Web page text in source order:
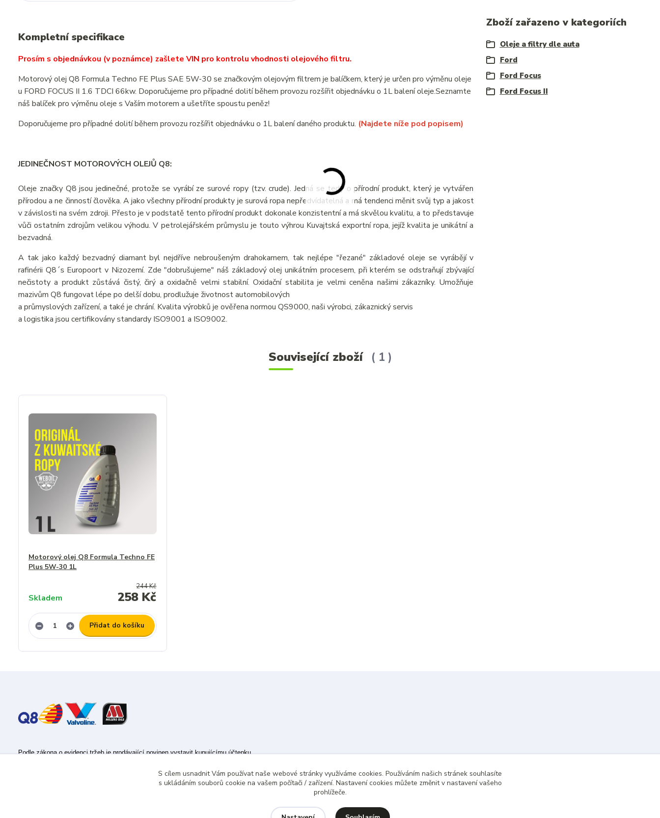
Kompletní specifikace
Prosím s objednávkou (v poznámce) zašlete VIN pro kontrolu vhodnosti olejového filtru.
Motorový olej Q8 Formula Techno FE Plus SAE 5W-30 se značkovým olejovým filtrem je balíčkem, který je určen pro výměnu oleje
u FORD FOCUS II 1.6 TDCI 66kw. Doporučujeme pro případné dolití během provozu rozšířit objednávku o 1L balení oleje.Seznamte
náš balíček pro výměnu oleje s Vaším motorem a ušetříte spoustu peněz!
Doporučujeme pro případné dolití během provozu rozšířit objednávku o 1L balení daného produktu. (Najdete níže pod popisem)
JEDINEČNOST MOTOROVÝCH OLEJŮ Q8:
Oleje značky Q8 jsou jedinečné, protože se vyrábí ze surové ropy (tzv. crude). Jedná se tedy o přírodní produkt, který je vytvářen
přírodou a ne činností člověka. A jako všechny přírodní produkty je surová ropa nepředvídatelná a má tendenci měnit svůj typ a jakost
v závislosti na svém zdroji. Přesto je v podstatě tento přírodní produkt dokonale konzistentní a má skvělou kvalitu, a to představuje
vůči ostatním zdrojům velikou výhodu. V petrolejářském průmyslu je touto výhrou Kuvajtská exportní ropa, jejíž kvalita je unikátní a
bezvadná.
A tak jako každý bezvadný diamant byl nejdříve nebroušeným drahokamem, tak nejlépe "řezané" základové oleje se vyrábějí v
rafinérii Q8´s Europoort v Nizozemí. Zde "dobrušujeme" náš základový olej unikátním procesem, při kterém se odstraňují zbývající
nečistoty a produkt zůstává čistý, čirý a oxidačně velmi stabilní. Oxidační stabilita je velmi ceněna našimi zákazníky. Umožňuje
mazivům Q8 fungovat lépe po delší dobu, prodlužuje životnost automobilových
a průmyslových zařízení, a také je chrání. Kvalita výrobků je ověřena normou QS9000, naši výrobci, zákaznický servis
a logistika jsou certifikovány standardy ISO9001 a ISO9002.
Zboží zařazeno v kategoriích
Oleje a filtry dle auta
Ford
Ford Focus
Ford Focus II
Související zboží 1
Motorový olej Q8 Formula Techno FE
Plus 5W-30 1L
244 Kč
258 Kč
Skladem
Přidat do košíku
Podle zákona o evidenci tržeb je prodávající povinen vystavit kupujícímu účtenku.
Zároveň je povinen zaevidovat přijatou tržbu u správce daně online; v případě technického výpadku pak nejpozději do 48 hodin.
S cílem usnadnit Vám používat naše webové stránky využíváme cookies. Používáním našich stránek souhlasíte
s ukládáním souborů cookie na vašem počítači / zařízení. Nastavení cookies můžete změnit v nastavení vašeho
prohlížeče.